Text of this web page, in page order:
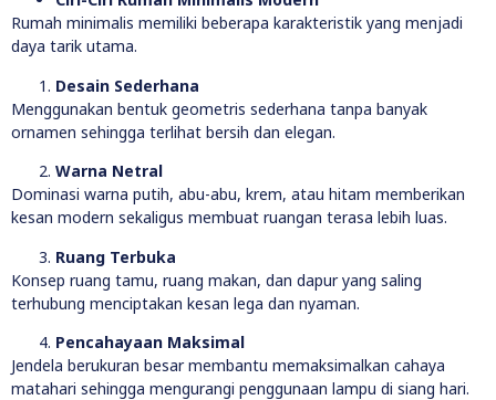
Rumah minimalis memiliki beberapa karakteristik yang menjadi
daya tarik utama.
Desain Sederhana
Menggunakan bentuk geometris sederhana tanpa banyak
ornamen sehingga terlihat bersih dan elegan.
Warna Netral
Dominasi warna putih, abu-abu, krem, atau hitam memberikan
kesan modern sekaligus membuat ruangan terasa lebih luas.
Ruang Terbuka
Konsep ruang tamu, ruang makan, dan dapur yang saling
terhubung menciptakan kesan lega dan nyaman.
Pencahayaan Maksimal
Jendela berukuran besar membantu memaksimalkan cahaya
matahari sehingga mengurangi penggunaan lampu di siang hari.